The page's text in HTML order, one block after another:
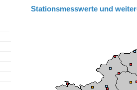
Stationsmesswerte und